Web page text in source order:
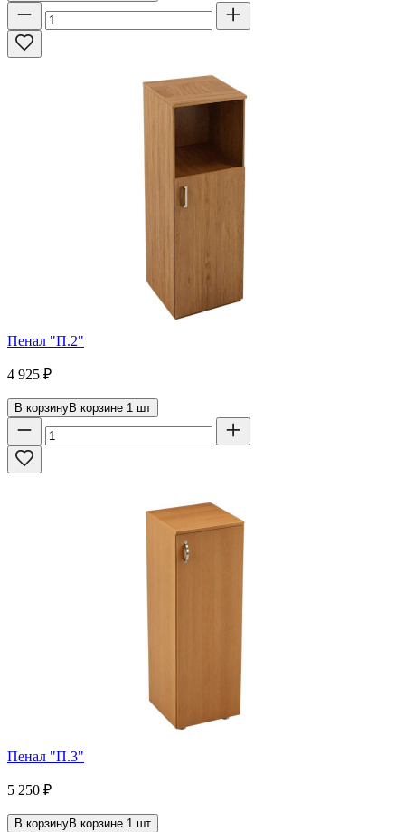
Пенал "П.2"
4 925 ₽
В корзинуВ корзине 1 шт
Пенал "П.3"
5 250 ₽
В корзинуВ корзине 1 шт